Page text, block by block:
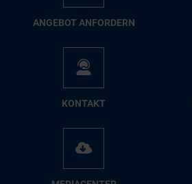
AN­GE­BOT AN­FOR­DERN
KON­TAKT